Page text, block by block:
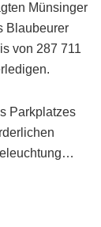
Münsinger
Blaubeurer
von 287 711
Parkplatzes